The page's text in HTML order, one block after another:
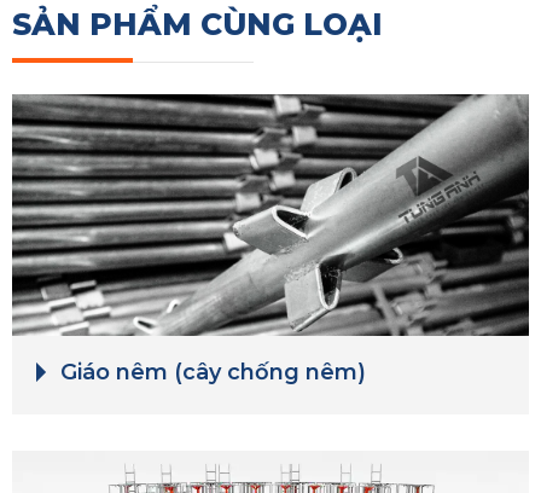
SẢN PHẨM CÙNG LOẠI
Giáo nêm (cây chống nêm)